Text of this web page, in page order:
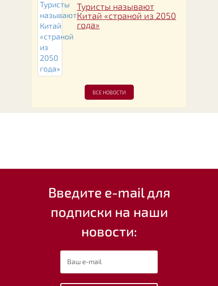
Туристы называют
Китай «страной из 2050
года»
ВСЕ НОВОСТИ
Введите e-mail для
подписки на наши
новости: